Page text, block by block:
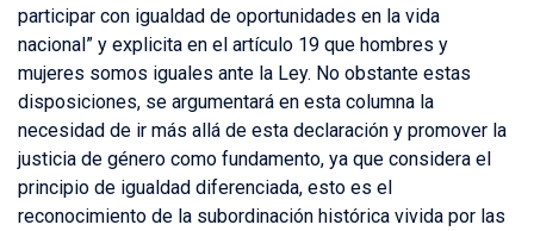
participar con igualdad de oportunidades en la vida
nacional” y explicita en el artículo 19 que hombres y
mujeres somos iguales ante la Ley. No obstante estas
disposiciones, se argumentará en esta columna la
necesidad de ir más allá de esta declaración y promover la
justicia de género como fundamento, ya que considera el
principio de igualdad diferenciada, esto es el
reconocimiento de la subordinación histórica vivida por las